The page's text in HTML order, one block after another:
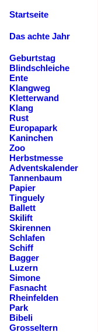
Startseite
Das achte Jahr
Geburtstag
Blindschleiche
Ente
Klangweg
Kletterwand
Klang
Rust
Europapark
Kaninchen
Zoo
Herbstmesse
Adventskalender
Tannenbaum
Papier
Tinguely
Ballett
Skilift
Skirennen
Schlafen
Schiff
Bagger
Luzern
Simone
Fasnacht
Rheinfelden
Park
Bibeli
Grosseltern